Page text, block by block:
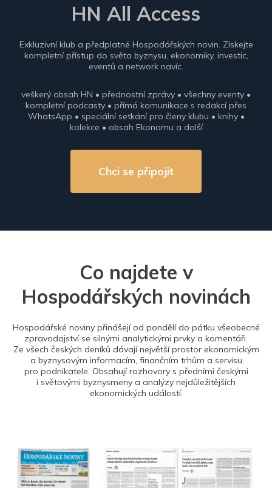
HN All Access
Exkluzivní klub a předplatné Hospodářských novin. Získejte
kompletní přístup do světa byznysu, ekonomiky, investic,
eventů a network navíc.
veškerý obsah HN • přednostní zprávy • všechny eventy •
kompletní podcasty • přímá komunikace s redakcí přes
WhatsApp • speciální setkání pro členy klubu • knihy •
kolekce • obsah Ekonomu a další
Chci se připojit
Co najdete v
Hospodářských novinách
Hospodářské noviny přinášejí od pondělí do pátku všeobecné
zpravodajství se silnými analytickými prvky a komentáři.
Ze všech českých deníků dávají největší prostor ekonomickým
a byznysovým informacím, finančním trhům a servisu
pro podnikatele. Obsahují rozhovory s předními českými
i světovými byznysmeny a analýzy nejdůležitějších
ekonomických událostí.